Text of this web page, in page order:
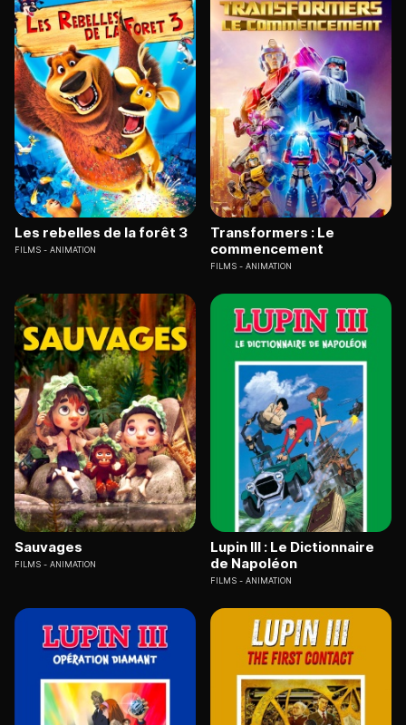
Les rebelles de la forêt 3
FILMS ANIMATION
Transformers : Le
commencement
FILMS ANIMATION
Sauvages
FILMS ANIMATION
Lupin III : Le Dictionnaire
de Napoléon
FILMS ANIMATION